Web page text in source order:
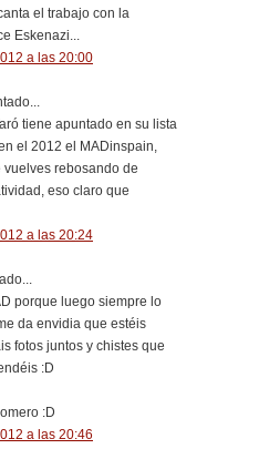
el trabajo con la
Eskenazi...
a las 20:00
tiene apuntado en su lista
el 2012 el MADinspain,
rebosando de
eso claro que
a las 20:24
porque luego siempre lo
da envidia que estéis
fotos juntos y chistes que
:D
:D
a las 20:46